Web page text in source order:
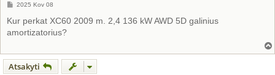
S
a
n
d
t
n
2025 Kov 08
Kur perkat XC60 2009 m. 2,4 136 kW AWD 5D galinius
amortizatorius?
Atsakyti